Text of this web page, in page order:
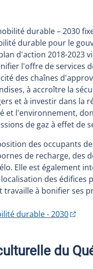
durable – 2030
durable pour le
d'action 2018-2023
l'offre de services
des chaînes
à accroître la
et à investir dans la
et l'environnement,
de gaz à effet de
des occupants
de recharge, des
Elle est également
des édifices
travaille à bonifier ses
durable - 2030
du